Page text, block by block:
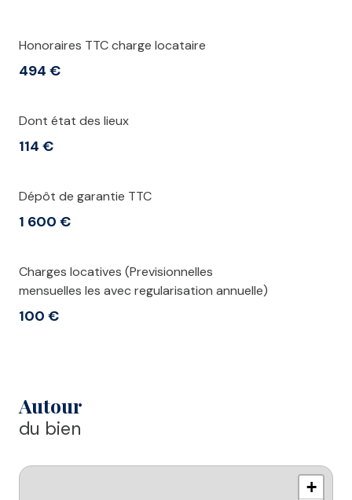
Honoraires TTC charge locataire
494 €
Dont état des lieux
114 €
Dépôt de garantie TTC
1 600 €
Charges locatives (Previsionnelles
mensuelles les avec regularisation annuelle)
100 €
Autour
du bien
+